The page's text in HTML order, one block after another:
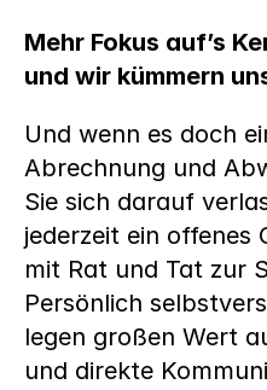
Mehr Fokus auf’s
und wir kümmern
Und wenn es doch
Abrechnung und
Sie sich darauf
jederzeit ein offenes
mit Rat und Tat zur
Persönlich
legen großen Wert
und direkte